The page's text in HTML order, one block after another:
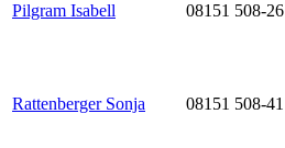
Pilgram Isabell 08151 508-26
Rattenberger Sonja 08151 508-41